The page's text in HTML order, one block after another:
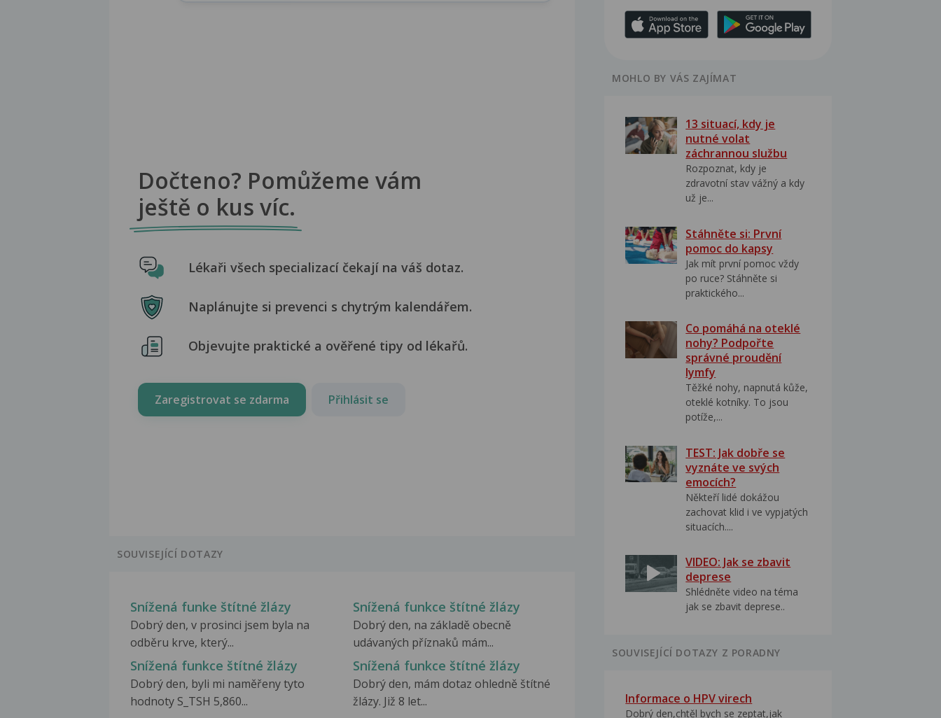
Dočteno? Pomůžeme vám
ještě o kus víc.
Lékaři všech specializací čekají na váš dotaz.
Naplánujte si prevenci s chytrým kalendářem.
Objevujte praktické a ověřené tipy od lékařů.
Zaregistrovat se zdarma Přihlásit se
SOUVISEJÍCÍ DOTAZY
Snížená funke štítné žlázy
Dobrý den, v prosinci jsem byla na
odběru krve, který...
Snížená funkce štítné žlázy
Dobrý den, na základě obecně
udávaných příznaků mám...
Snížená funkce štítné žlázy
Dobrý den, byli mi naměřeny tyto
hodnoty S_TSH 5,860...
Snížená funkce štítné žlázy
Dobrý den, mám dotaz ohledně štítné
žlázy. Již 8 let...
MOHLO BY VÁS ZAJÍMAT
13 situací, kdy je
nutné volat
záchrannou službu
Rozpoznat, kdy je
zdravotní stav vážný a kdy
už je...
Stáhněte si: První
pomoc do kapsy
Jak mít první pomoc vždy
po ruce? Stáhněte si
praktického...
Co pomáhá na oteklé
nohy? Podpořte
správné proudění
lymfy
Těžké nohy, napnutá kůže,
oteklé kotníky. To jsou
potíže,...
TEST: Jak dobře se
vyznáte ve svých
emocích?
Někteří lidé dokážou
zachovat klid i ve vypjatých
situacích....
VIDEO: Jak se zbavit
deprese
Shlédněte video na téma
jak se zbavit deprese..
SOUVISEJÍCÍ DOTAZY Z PORADNY
Informace o HPV virech
Dobrý den,chtěl bych se zeptat,jak